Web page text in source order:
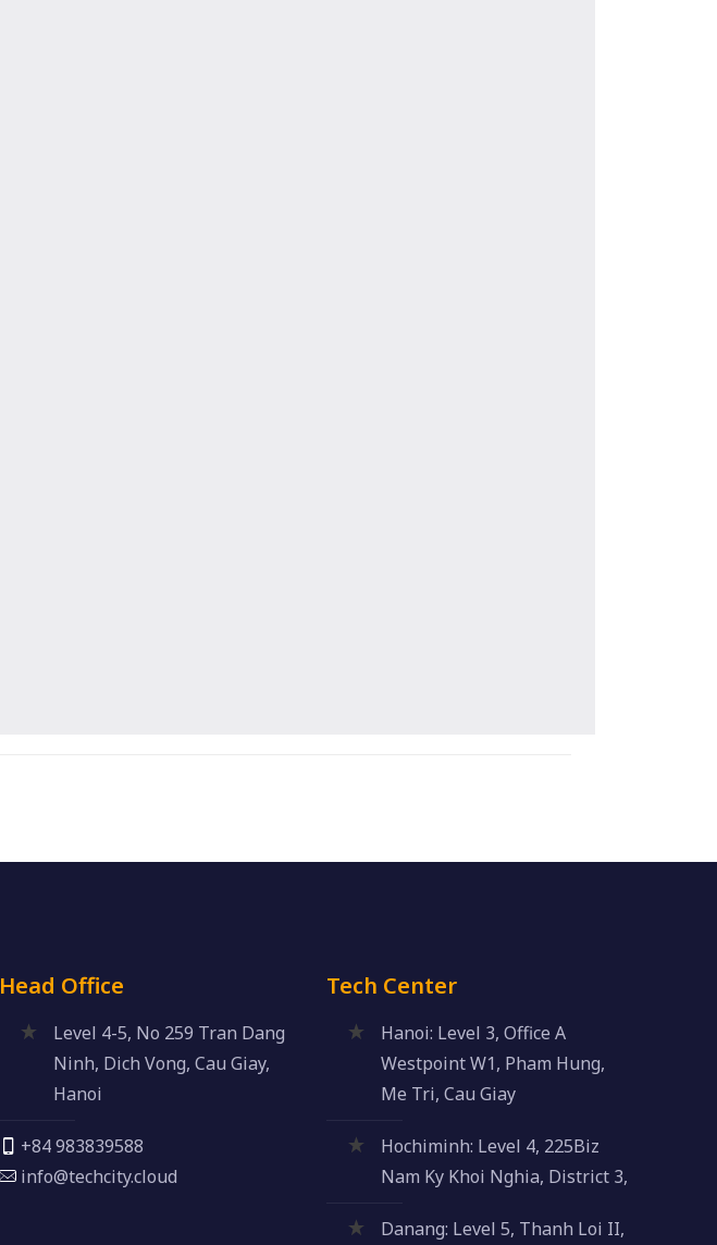
Head Office
Level 4-5, No 259 Tran Dang
Ninh, Dich Vong, Cau Giay,
Hanoi
+84 983839588
info@techcity.cloud
Tech Center
Hanoi: Level 3, Office A
Westpoint W1, Pham Hung,
Me Tri, Cau Giay
Hochiminh: Level 4, 225Biz
Nam Ky Khoi Nghia, District 3,
Danang: Level 5, Thanh Loi II,